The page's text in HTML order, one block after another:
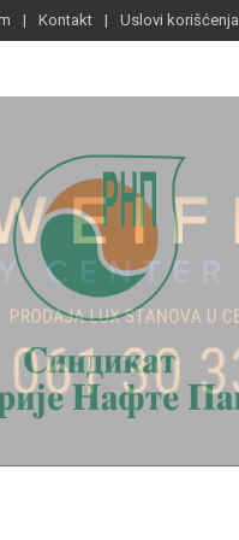
Kontakt Uslovi korišćenja